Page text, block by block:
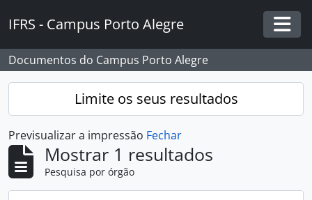
IFRS - Campus Porto Alegre
Documentos do Campus Porto Alegre
Limite os seus resultados
Previsualizar a impressão Fechar
Mostrar 1 resultados
Pesquisa por órgão